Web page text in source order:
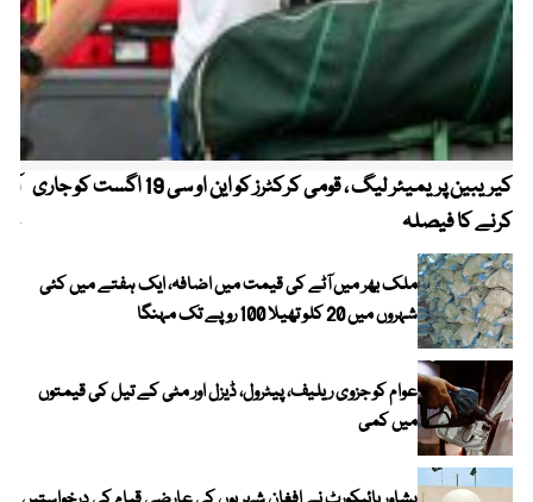
کیریبین پریمیئر لیگ ، قومی کرکٹرز کو این او سی 19 اگست کو جاری
کرنے کا فیصلہ
ملک بھر میں آٹے کی قیمت میں اضافہ، ایک ہفتے میں کئی
شہروں میں 20 کلو تھیلا 100 روپے تک مہنگا
عوام کو جزوی ریلیف، پیٹرول، ڈیزل اور مٹی کے تیل کی قیمتوں
میں کمی